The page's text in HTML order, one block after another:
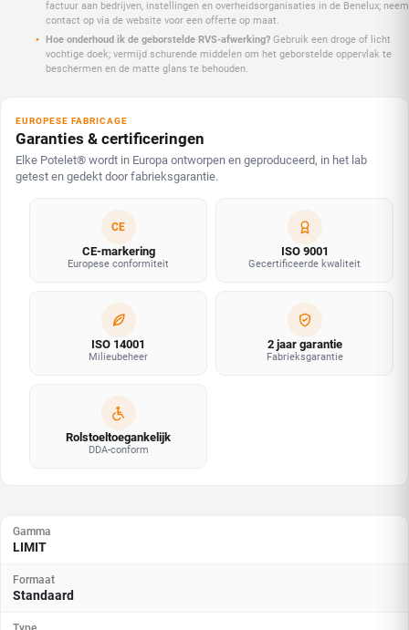
factuur aan bedrijven, instellingen en overheidsorganisaties in de Benelux; neem
contact op via de website voor een offerte op maat.
Hoe onderhoud ik de geborstelde RVS-afwerking? Gebruik een droge of licht
vochtige doek; vermijd schurende middelen om het geborstelde oppervlak te
beschermen en de matte glans te behouden.
EUROPESE FABRICAGE
Garanties & certificeringen
Elke Potelet® wordt in Europa ontworpen en geproduceerd, in het lab
getest en gedekt door fabrieksgarantie.
CE
CE-markering
Europese conformiteit
ISO 9001
Gecertificeerde kwaliteit
ISO 14001
Milieubeheer
2 jaar garantie
Fabrieksgarantie
Rolstoeltoegankelijk
DDA-conform
Gamma
LIMIT
Formaat
Standaard